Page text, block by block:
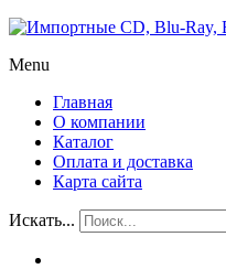
Menu
Главная
О компании
Каталог
Оплата и доставка
Карта сайта
Искать...